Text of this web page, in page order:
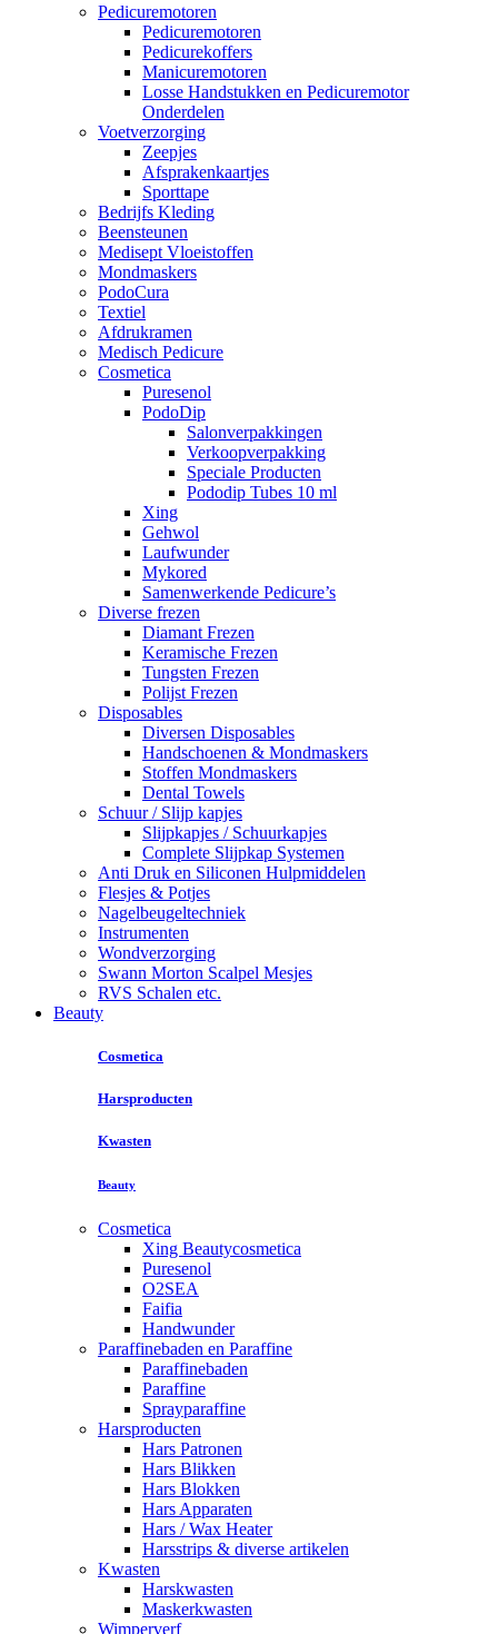
Pedicuremotoren
Pedicuremotoren
Pedicurekoffers
Manicuremotoren
Losse Handstukken en Pedicuremotor
Onderdelen
Voetverzorging
Zeepjes
Afsprakenkaartjes
Sporttape
Bedrijfs Kleding
Beensteunen
Medisept Vloeistoffen
Mondmaskers
PodoCura
Textiel
Afdrukramen
Medisch Pedicure
Cosmetica
Puresenol
PodoDip
Salonverpakkingen
Verkoopverpakking
Speciale Producten
Pododip Tubes 10 ml
Xing
Gehwol
Laufwunder
Mykored
Samenwerkende Pedicure’s
Diverse frezen
Diamant Frezen
Keramische Frezen
Tungsten Frezen
Polijst Frezen
Disposables
Diversen Disposables
Handschoenen & Mondmaskers
Stoffen Mondmaskers
Dental Towels
Schuur / Slijp kapjes
Slijpkapjes / Schuurkapjes
Complete Slijpkap Systemen
Anti Druk en Siliconen Hulpmiddelen
Flesjes & Potjes
Nagelbeugeltechniek
Instrumenten
Wondverzorging
Swann Morton Scalpel Mesjes
RVS Schalen etc.
Beauty
Cosmetica
Harsproducten
Kwasten
Beauty
Cosmetica
Xing Beautycosmetica
Puresenol
O2SEA
Faifia
Handwunder
Paraffinebaden en Paraffine
Paraffinebaden
Paraffine
Sprayparaffine
Harsproducten
Hars Patronen
Hars Blikken
Hars Blokken
Hars Apparaten
Hars / Wax Heater
Harsstrips & diverse artikelen
Kwasten
Harskwasten
Maskerkwasten
Wimperverf